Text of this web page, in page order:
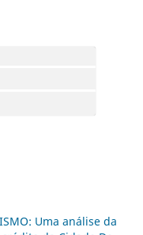
Uma análise da